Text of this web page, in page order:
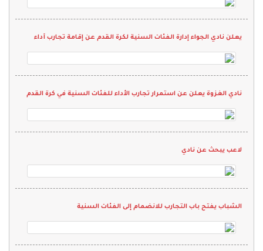
يعلن نادي الجواء إدارة الفئات السنية لكرة القدم عن إقامة تجارب أداء
نادي الغزوة يعلن عن استمرار تجارب الأداء للفئات السنية في كرة القدم
لاعب يبحث عن نادي
الشباب يفتح باب التجارب للانضمام إلى الفئات السنية